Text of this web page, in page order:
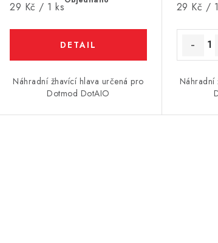
k
ů
Měrná
29 Kč / 1 ks
Náhradní žhavící hlava určená pro
Dotmod DotAIO
Měrná
29 Kč /
Náhradní